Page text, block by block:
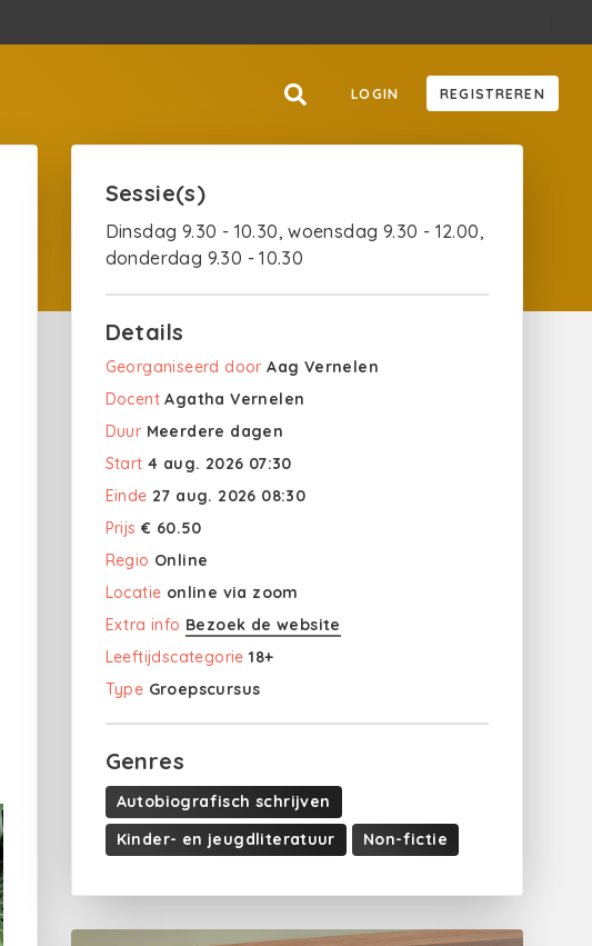
LOGIN REGISTREREN
Sessie(s)
Dinsdag 9.30 - 10.30, woensdag 9.30 - 12.00,
donderdag 9.30 - 10.30
Details
Georganiseerd door Aag Vernelen
Docent Agatha Vernelen
Duur Meerdere dagen
Start 4 aug. 2026 07:30
Einde 27 aug. 2026 08:30
Prijs € 60.50
Regio Online
Locatie online via zoom
Extra info Bezoek de website
Leeftijdscategorie 18+
Type Groepscursus
Genres
Autobiografisch schrijven
Kinder- en jeugdliteratuur
Non-fictie